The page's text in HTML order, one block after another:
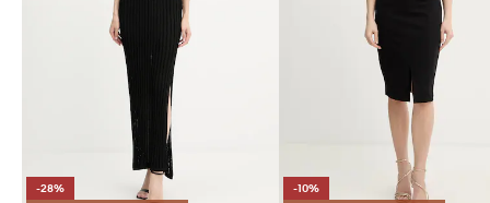
-28%
-10%